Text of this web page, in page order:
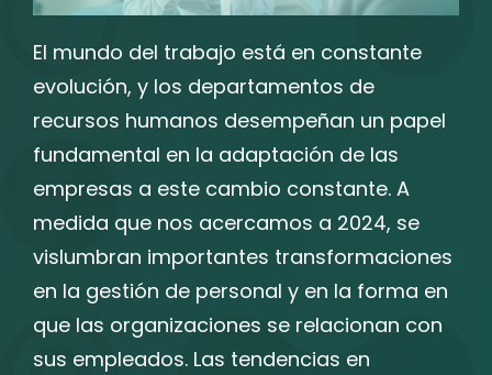
El mundo del trabajo está en constante
evolución, y los departamentos de
recursos humanos desempeñan un papel
fundamental en la adaptación de las
empresas a este cambio constante. A
medida que nos acercamos a 2024, se
vislumbran importantes transformaciones
en la gestión de personal y en la forma en
que las organizaciones se relacionan con
sus empleados. Las tendencias en